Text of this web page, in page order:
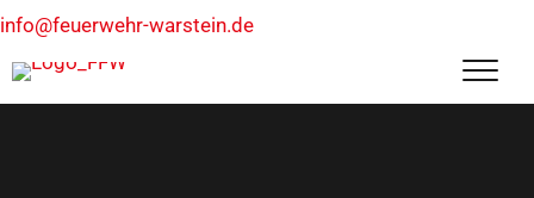
info@feuerwehr-warstein.de